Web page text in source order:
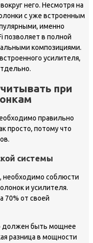
него. Несмотря на
с уже встроенным
именно
позволяет в полной
композициями.
усилителя,
при
правильно
просто, потому что
системы
необходимо соблюсти
и усилителя.
70% от своей
должен быть мощнее
разница в мощности